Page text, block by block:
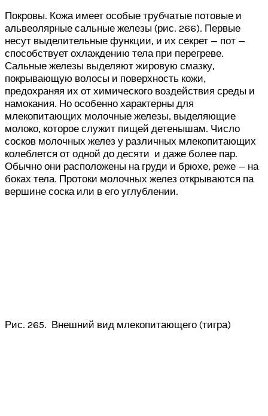
Покровы. Кожа имеет особые трубчатые потовые и
альвеолярные сальные железы (рис. 266). Первые
несут выделительные функции, и их секрет — пот —
способствует охлаждению тела при перегреве.
Сальные железы выделяют жировую смазку,
покрывающую волосы и поверхность кожи,
предохраняя их от химического воздействия среды и
намокания. Но особенно характерны для
млекопитающих молочные железы, выделяющие
молоко, которое служит пищей детенышам. Число
сосков молочных желез у различных млекопитающих
колеблется от одной до десяти и даже более пар.
Обычно они расположены на груди и брюхе, реже — на
боках тела. Протоки молочных желез открываются па
вершине соска или в его углублении.
Рис. 265. Внешний вид млекопитающего (тигра)